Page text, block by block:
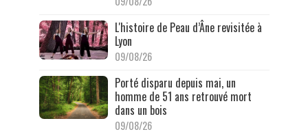
L'histoire de Peau d’Âne revisitée à
Lyon
09/08/26
Porté disparu depuis mai, un
homme de 51 ans retrouvé mort
dans un bois
09/08/26